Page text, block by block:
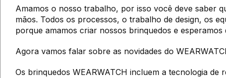
Amamos o nosso trabalho, por isso você deve saber
mãos. Todos os processos, o trabalho de design, os
porque amamos criar nossos brinquedos e
Agora vamos falar sobre as novidades do
Os brinquedos WEARWATCH incluem a tecnologia